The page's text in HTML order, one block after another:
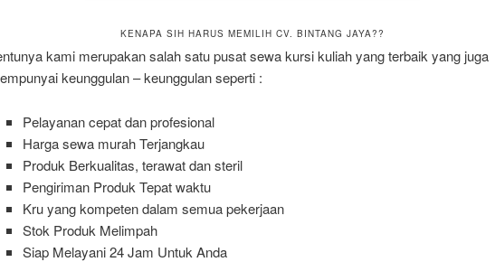
KENAPA SIH HARUS MEMILIH CV. BINTANG JAYA??
kami merupakan salah satu pusat sewa kursi kuliah yang terbaik yang juga
keunggulan – keunggulan seperti :
Pelayanan cepat dan profesional
Harga sewa murah Terjangkau
Produk Berkualitas, terawat dan steril
Pengiriman Produk Tepat waktu
Kru yang kompeten dalam semua pekerjaan
Stok Produk Melimpah
Siap Melayani 24 Jam Untuk Anda